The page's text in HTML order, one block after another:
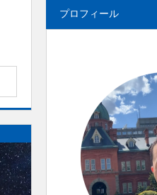
プロフィール